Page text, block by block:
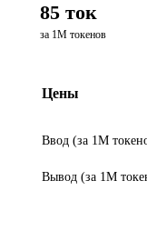
85 ток
за 1М токенов
Цены
Ввод (за 1М
Вывод (за 1М